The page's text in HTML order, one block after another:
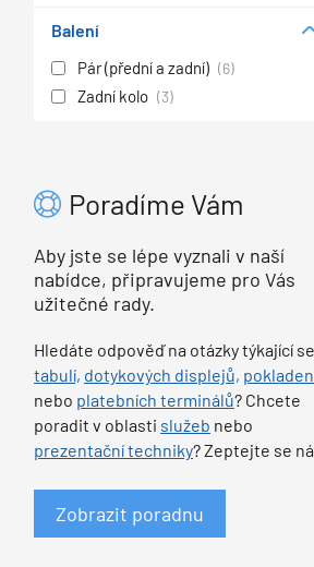
Balení
Pár (přední a zadní) (6)
Zadní kolo (3)
Poradíme Vám
Aby jste se lépe vyznali v naší
nabídce, připravujeme pro Vás
užitečné rady.
Hledáte odpověď na otázky týkající se
tabulí, dotykových displejů, pokladen
nebo platebních terminálů? Chcete
poradit v oblasti služeb nebo
prezentační techniky? Zeptejte se
Zobrazit poradnu